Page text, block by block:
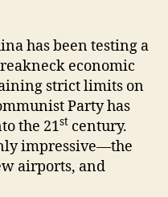
has been testing a
economic
strict limits on
Party has
the 21st century.
impressive—the
airports, and